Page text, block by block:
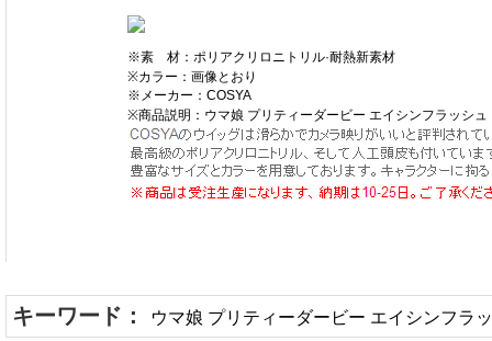
※素 材：ポリアクリロニトリル·耐熱新素材
※カラー：画像とおり
※メーカー：COSYA
※商品説明：ウマ娘 プリティーダービー エイシンフラッ
キーワード： ウマ娘 プリティーダービー エイシンフ